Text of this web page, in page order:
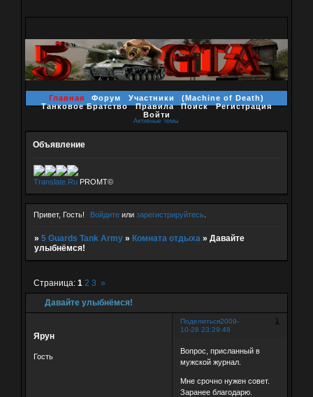
Главная Форум Участники
(Machine of Death)
Танковое Братство
Правила Поиск
Регистрация
Войти
Активные темы
Объявление
Translate.RuPROMT©
Привет, Гость! Войдите илизарегистрируйтесь
» 5 Guards Tank Army » Комната отдыха » Давайте
улыбнёмся!
Давайте улыбнёмся!
Страница: 1 2 3 »
Поделиться 1
2009-
10-28 23:29:48
Ярун
Гость
Вопрос, присланный в
мужской журнал.
Мне срочно нужен совет.
Заранее благодарю.